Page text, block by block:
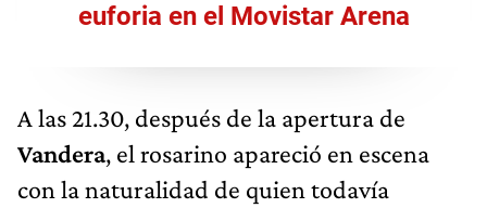
euforia en el Movistar Arena
A las 21.30, después de la apertura de
Vandera, el rosarino apareció en escena
con la naturalidad de quien todavía